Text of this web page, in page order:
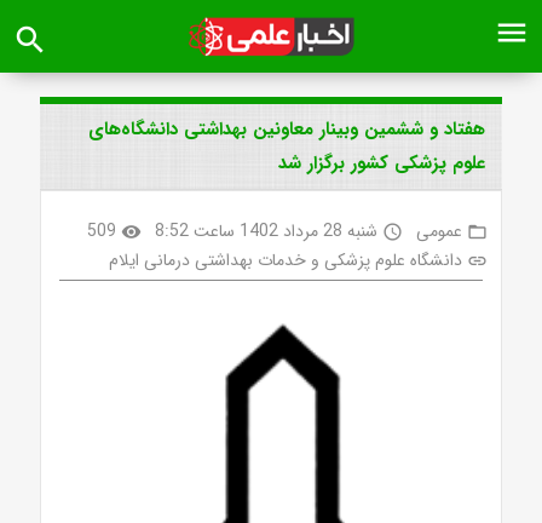
menu
search
هفتاد و ششمین وبینار معاونین بهداشتی دانشگاه‌های
علوم پزشکی کشور برگزار شد
folder_open عمومی access_time شنبه 28 مرداد 1402 ساعت 8:52 visibility
509
link دانشگاه علوم پزشکی و خدمات بهداشتی درمانی ایلام